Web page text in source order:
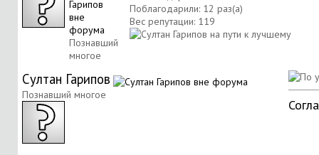
Познавший
многое
Поблагодарили: 12 раз(а)
Вес репутации: 119
Султан Гарипов
Познавший многое